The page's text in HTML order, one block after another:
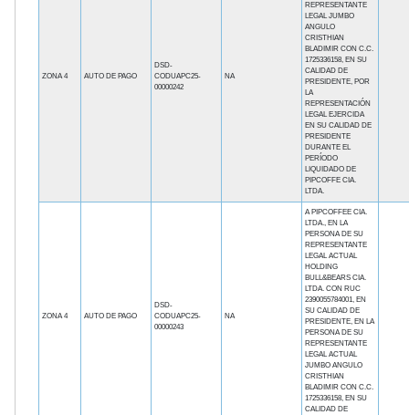
ZONA 4 AUTO DE PAGO
DSD-
CODUAPC25-
00000242
NA
REPRESENTANTE
LEGAL JUMBO
ANGULO
CRISTHIAN
BLADIMIR CON C.C.
1725336158, EN SU
CALIDAD DE
PRESIDENTE, POR
LA
REPRESENTACIÓN
LEGAL EJERCIDA
EN SU CALIDAD DE
PRESIDENTE
DURANTE EL
PERÍODO
LIQUIDADO DE
PIPCOFFE CIA.
LTDA.
ZONA 4 AUTO DE PAGO
DSD-
CODUAPC25-
00000243
NA
A PIPCOFFEE CIA.
LTDA., EN LA
PERSONA DE SU
REPRESENTANTE
LEGAL ACTUAL
HOLDING
BULL&BEARS CIA.
LTDA. CON RUC
2390055784001, EN
SU CALIDAD DE
PRESIDENTE, EN LA
PERSONA DE SU
REPRESENTANTE
LEGAL ACTUAL
JUMBO ANGULO
CRISTHIAN
BLADIMIR CON C.C.
1725336158, EN SU
CALIDAD DE